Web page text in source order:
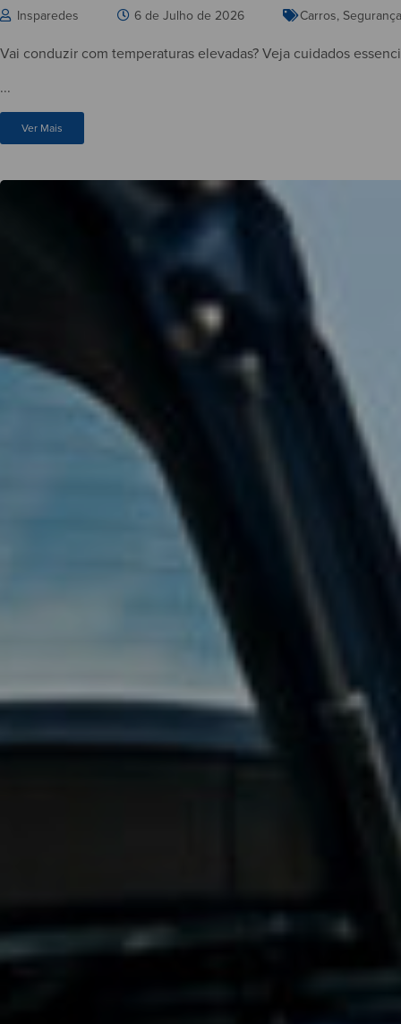
Insparedes 6 de Julho de 2026 Carros, Segurança
Vai conduzir com temperaturas elevadas? Veja cuidados
...
Ver Mais